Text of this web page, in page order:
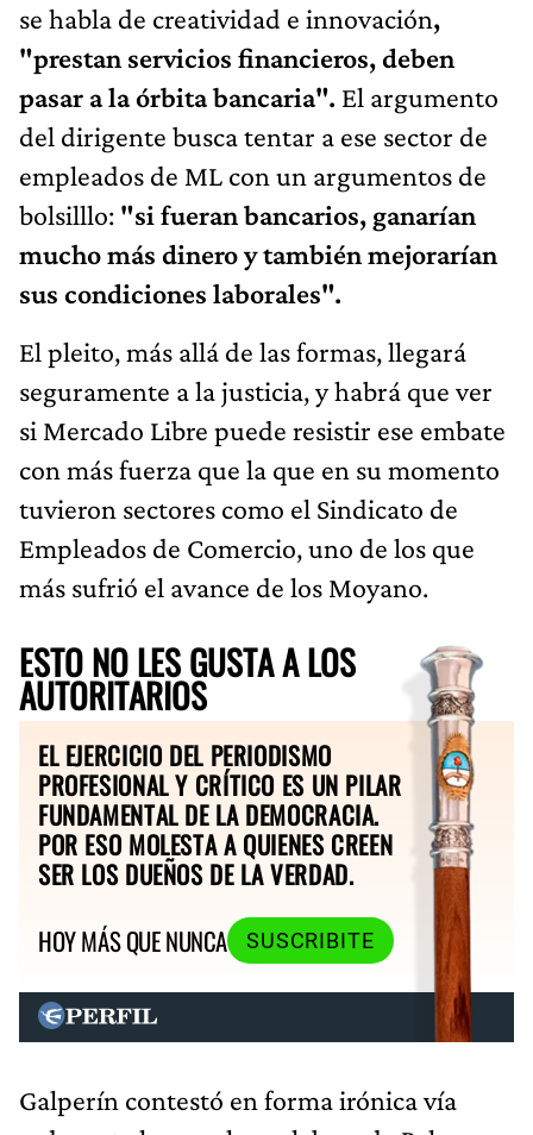
se habla de creatividad e innovación,
"prestan servicios financieros, deben
pasar a la órbita bancaria". El argumento
del dirigente busca tentar a ese sector de
empleados de ML con un argumentos de
bolsilllo: "si fueran bancarios, ganarían
mucho más dinero y también mejorarían
sus condiciones laborales".
El pleito, más allá de las formas, llegará
seguramente a la justicia, y habrá que ver
si Mercado Libre puede resistir ese embate
con más fuerza que la que en su momento
tuvieron sectores como el Sindicato de
Empleados de Comercio, uno de los que
más sufrió el avance de los Moyano.
ESTO NO LES GUSTA A LOS
AUTORITARIOS
EL EJERCICIO DEL PERIODISMO
PROFESIONAL Y CRÍTICO ES UN PILAR
FUNDAMENTAL DE LA DEMOCRACIA.
POR ESO MOLESTA A QUIENES CREEN
SER LOS DUEÑOS DE LA VERDAD.
HOY MÁS QUE NUNCA
SUSCRIBITE
Galperín contestó en forma irónica vía